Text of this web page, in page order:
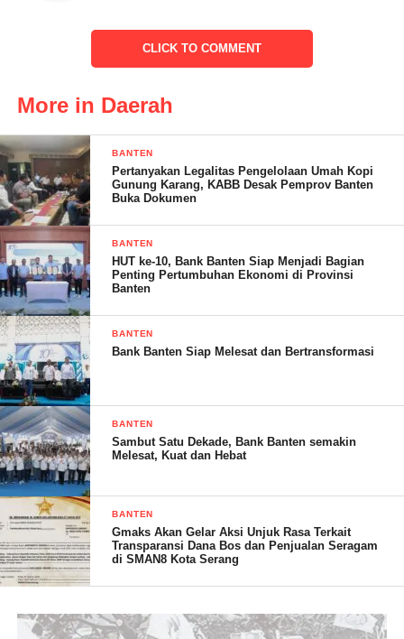
Pada tausyiah Ibu Dr.Hj. Iin Ratna Sumirat,M.Hum.dihadapan
peserta didik berisi tentang cerita tentang perjalanan isra miraj,
juga motivasi tentang peningkatan ibadah sholat dan mencintai
Al Qur’an agar menjadi peserta didik yang mulia dan terbaik
dipandang Manusia dan Allah SWT.
“Peristiwa Isra’ Mi’raj Nabi Muhammad SAW adalah tonggak
sejarah perintah salat. Peringatan peristiwa besar itu tidak hanya
sebatas seremonial saja, namun harus dipahami sebagai refleksi
pentingnya meningkatkan kualitas salat lima waktu di kehidupan
kita sehari-hari.” Tuturnya
Lebih lanjut pesan terpenting adalah tidak berpisah dengan
Alquran, di mana pun berada. “anak-anak, kami berharap kalian
tetap bersama Alquran. Karena kemuliaan seseorang akan
Alquran,” tegasnya.
CLICK TO COMMENT
More in Daerah
BANTEN
Pertanyakan Legalitas Pengelolaan Umah Kopi
Gunung Karang, KABB Desak Pemprov Banten
Buka Dokumen
BANTEN
HUT ke-10, Bank Banten Siap Menjadi Bagian
Penting Pertumbuhan Ekonomi di Provinsi
Banten
BANTEN
Bank Banten Siap Melesat dan Bertransformasi
BANTEN
Sambut Satu Dekade, Bank Banten semakin
Melesat, Kuat dan Hebat
BANTEN
Gmaks Akan Gelar Aksi Unjuk Rasa Terkait
Transparansi Dana Bos dan Penjualan Seragam
di SMAN8 Kota Serang